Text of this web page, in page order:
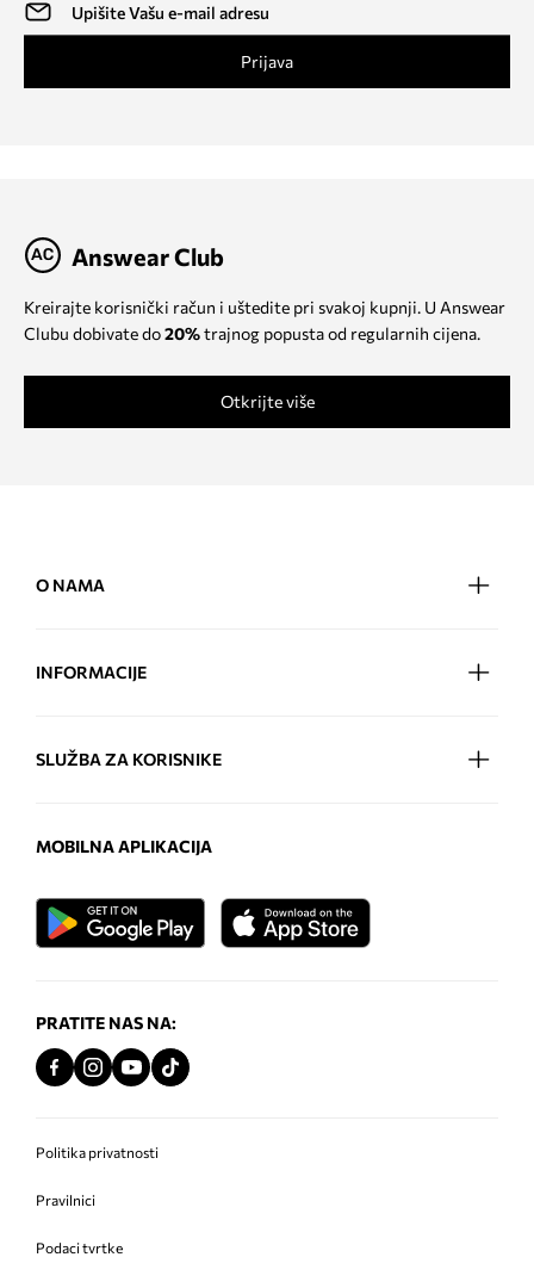
Prijava
Answear Club
Kreirajte korisnički račun i uštedite pri svakoj kupnji. U Answear
Clubu dobivate do20%trajnog popusta od regularnih cijena.
Otkrijte više
O NAMA
INFORMACIJE
SLUŽBA ZA KORISNIKE
MOBILNA APLIKACIJA
PRATITE NAS NA:
Politika privatnosti
Pravilnici
Podaci tvrtke